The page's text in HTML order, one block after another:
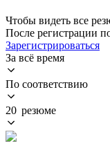
Чтобы видеть все
После регистрации
Зарегистрироваться
За всё время
По соответствию
20 резюме